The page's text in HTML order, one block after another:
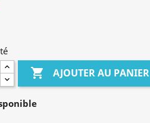
 AJOUTER AU PANIER